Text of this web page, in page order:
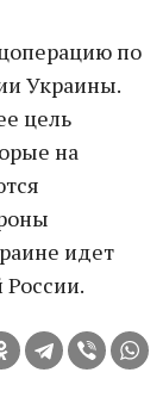
по
Украины.
цель
на
идет